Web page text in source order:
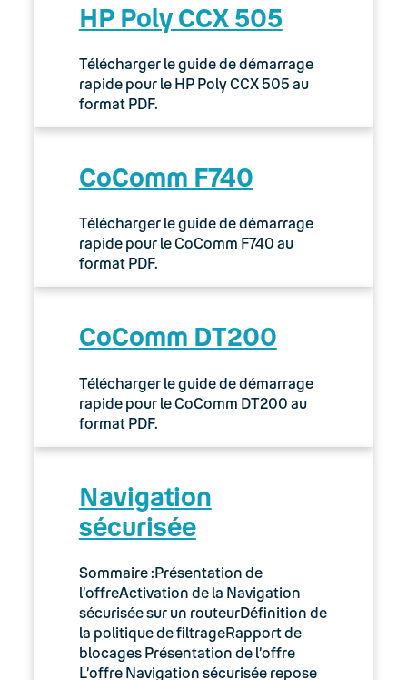
HP Poly CCX 505
Télécharger le guide de démarrage
rapide pour le HP Poly CCX 505 au
format PDF.
CoComm F740
Télécharger le guide de démarrage
rapide pour le CoComm F740 au
format PDF.
CoComm DT200
Télécharger le guide de démarrage
rapide pour le CoComm DT200 au
format PDF.
Navigation
sécurisée
Sommaire :Présentation de
l’offreActivation de la Navigation
sécurisée sur un routeurDéfinition de
la politique de filtrageRapport de
blocages Présentation de l’offre
L’offre Navigation sécurisée repose